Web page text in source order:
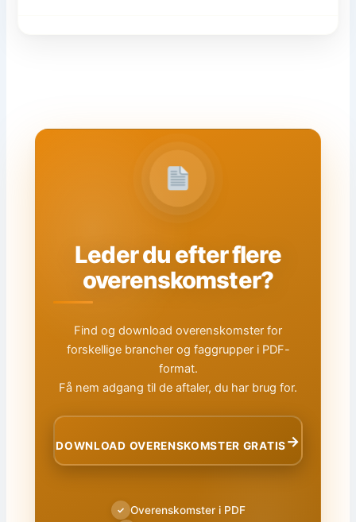
Leder du efter flere
overenskomster?
Find og download overenskomster for
forskellige brancher og faggrupper i PDF-
format.
Få nem adgang til de aftaler, du har brug for.
DOWNLOAD OVERENSKOMSTER GRATIS→
✓ Overenskomster i PDF